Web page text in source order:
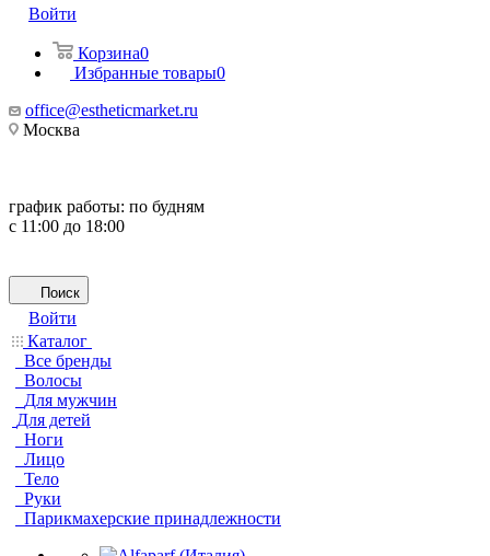
Войти
Корзина0
Избранные товары0
office@estheticmarket.ru
Москва
график работы: по будням
с 11:00 до 18:00
Поиск
Войти
Каталог
Все бренды
Волосы
Для мужчин
Для детей
Ноги
Лицо
Тело
Руки
Парикмахерские принадлежности